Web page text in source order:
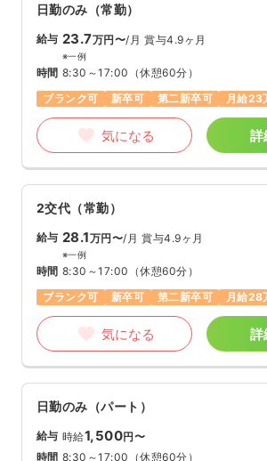
日勤のみ（常勤）
給与 23.7万円〜/月 賞与4.9ヶ月
※一例
時間 8:30～17:00 （休憩60分）
ブランク可
新卒可 第二新卒可 月給23
気になる 詳
2交代（常勤）
給与 28.1万円〜/月 賞与4.9ヶ月
※一例
時間 8:30～17:00 （休憩60分）
ブランク可
新卒可 第二新卒可 月給28
気になる 詳
日勤のみ（パート）
給与 時給1,500円〜
時間 8:30～17:00 （休憩60分）